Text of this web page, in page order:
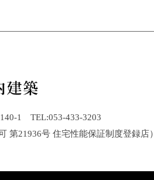
1 TEL:053-433-3203
第21936号 住宅性能保証制度登録店）